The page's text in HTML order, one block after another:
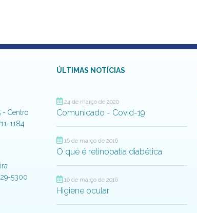
- Centro
1184
5300
ÚLTIMAS NOTÍCIAS
24 de março de 2020
Comunicado - Covid-19
16 de março de 2016
O que é retinopatia diabética
16 de março de 2016
Higiene ocular